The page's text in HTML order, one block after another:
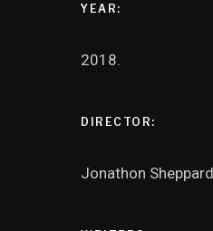
YEAR:
2018.
DIRECTOR:
Jonathon Sheppard